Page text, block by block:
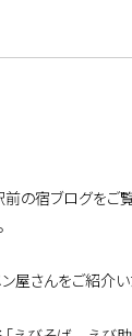
前の宿ブログをご
屋さんをご紹介